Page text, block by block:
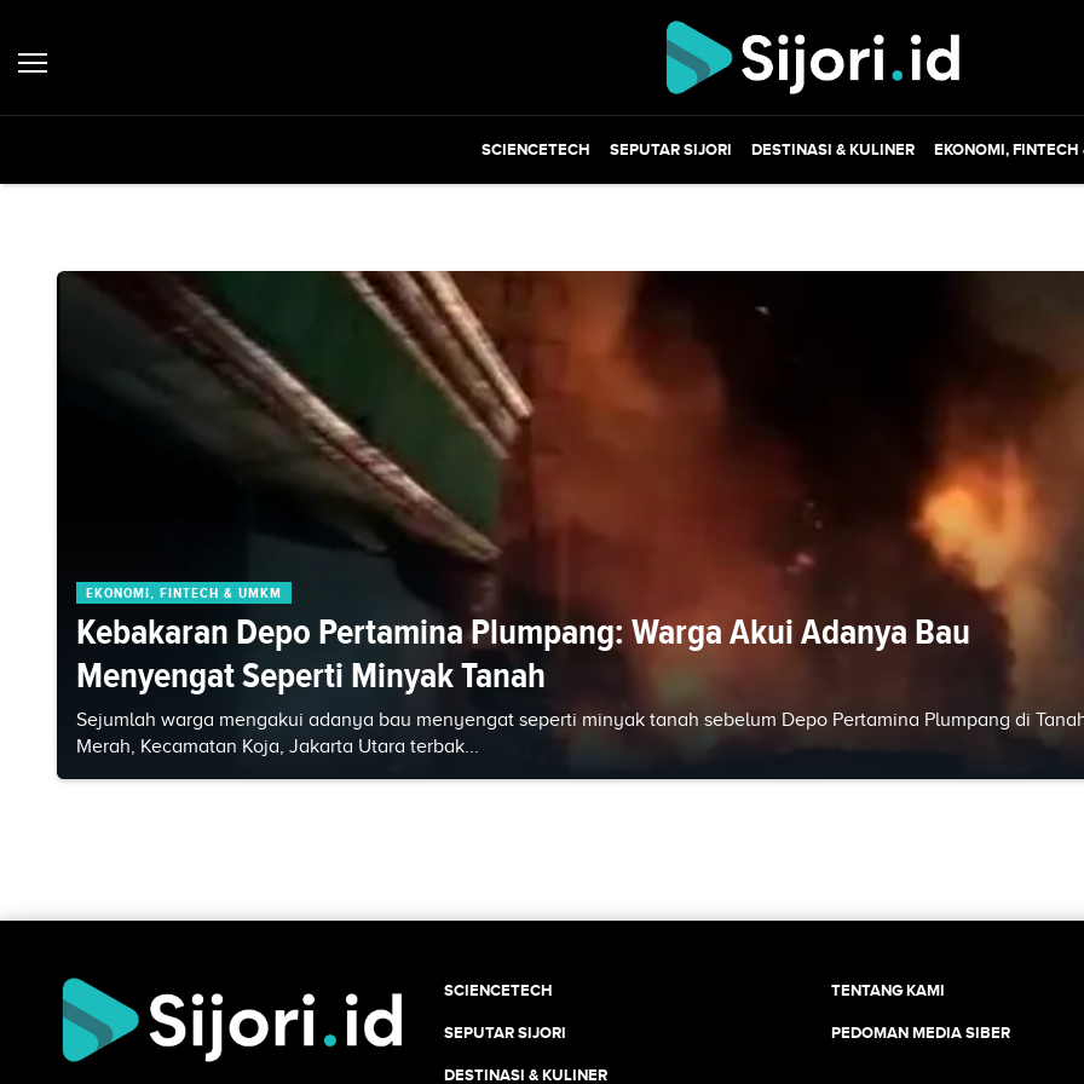
SCIENCETECH SEPUTAR SIJORI DESTINASI & KULINER EKONOMI, FINTECH
EKONOMI, FINTECH & UMKM
Kebakaran Depo Pertamina Plumpang: Warga Akui Adanya Bau
Menyengat Seperti Minyak Tanah
Sejumlah warga mengakui adanya bau menyengat seperti minyak tanah sebelum Depo Pertamina Plumpang di
Merah, Kecamatan Koja, Jakarta Utara terbak...
SCIENCETECH
SEPUTAR SIJORI
DESTINASI & KULINER
TENTANG KAMI
PEDOMAN MEDIA SIBER